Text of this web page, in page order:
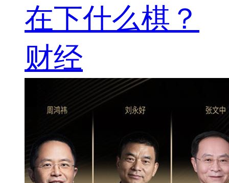
在下什么棋？
财经